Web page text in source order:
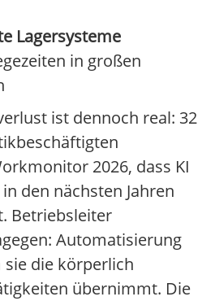
Lagersysteme
in großen
ist dennoch real: 32
2026, dass KI
den nächsten Jahren
Betriebsleiter
Automatisierung
die körperlich
übernimmt. Die